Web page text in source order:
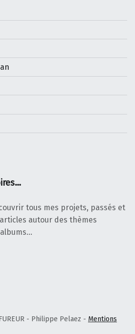
tous mes projets, passés et
autour des thèmes
- Philippe Pelaez - Mentions